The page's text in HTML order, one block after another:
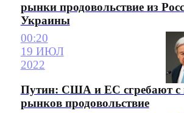
рынки продовольствие из
Украины
00:20
19 ИЮЛ
2022
Путин: США и ЕС сгребают с
рынков продовольствие